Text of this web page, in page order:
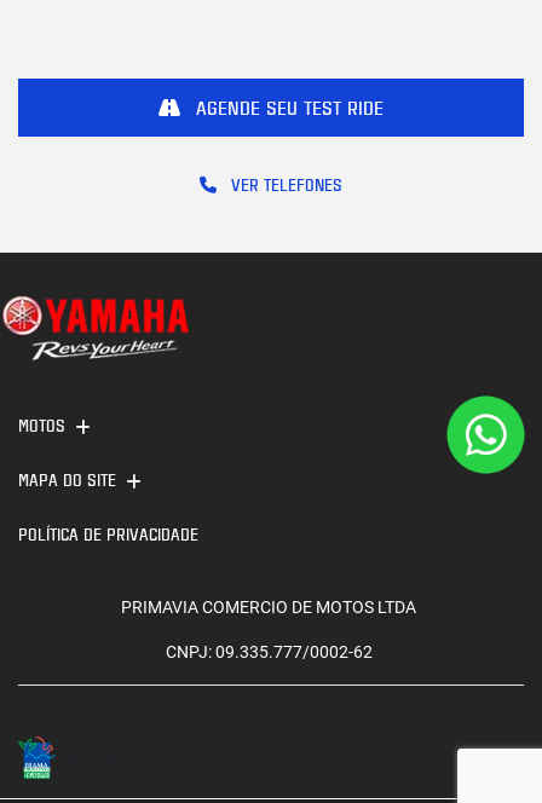
VER TELEFONES
AGENDE SEU TEST RIDE
MOTOS
MAPA DO SITE
POLÍTICA DE PRIVACIDADE
PRIMAVIA COMERCIO DE MOTOS LTDA
CNPJ: 09.335.777/0002-62